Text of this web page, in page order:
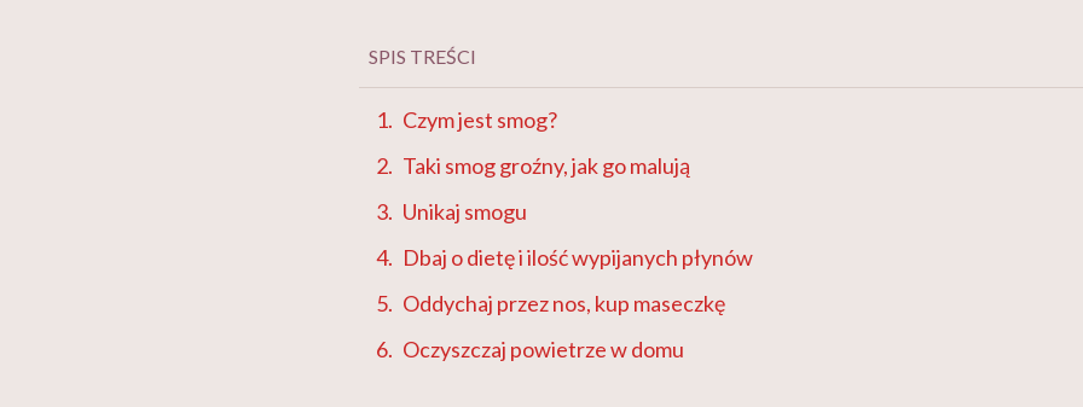
SPIS TREŚCI
Czym jest smog?
Taki smog groźny, jak go malują
Unikaj smogu
Dbaj o dietę i ilość wypijanych płynów
Oddychaj przez nos, kup maseczkę
Oczyszczaj powietrze w domu